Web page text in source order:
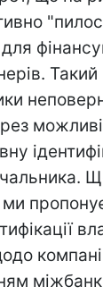
для
Такий
ми